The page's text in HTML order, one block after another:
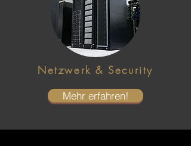
Netzwerk & Security
Mehr erfahren!